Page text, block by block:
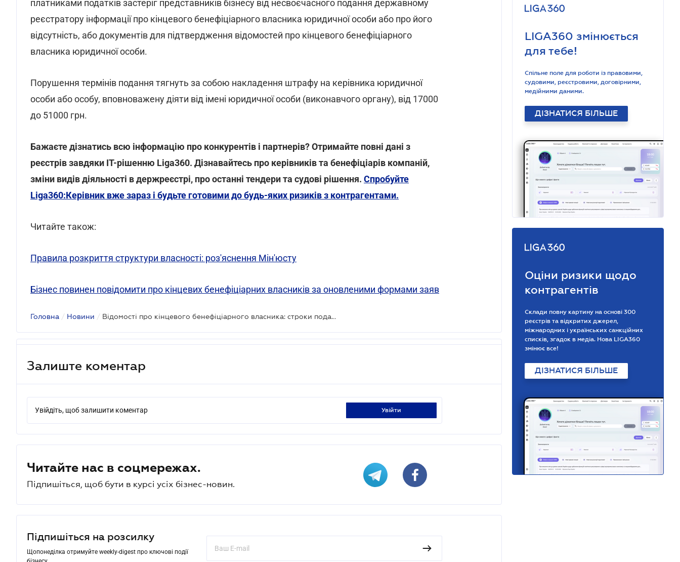
платниками податків застеріг представників бізнесу від несвоєчасного подання державному
реєстратору інформації про кінцевого бенефіціарного власника юридичної особи або про його
відсутність, або документів для підтвердження відомостей про кінцевого бенефіціарного
власника юридичної особи.
Порушення термінів подання тягнуть за собою накладення штрафу на керівника юридичної
особи або особу, вповноважену діяти від імені юридичної особи (виконавчого органу), від 17000
до 51000 грн.
Бажаєте дізнатись всю інформацію про конкурентів і партнерів? Отримайте повні дані з
реєстрів завдяки IT-рішенню Liga360. Дізнавайтесь про керівників та бенефіціарів компаній,
зміни видів діяльності в держреєстрі, про останні тендери та судові рішення. Спробуйте
Liga360:Керівник вже зараз і будьте готовими до будь-яких ризиків з контрагентами.
Читайте також:
Правила розкриття структури власності: роз'яснення Мін'юсту
Бізнес повинен повідомити про кінцевих бенефіціарних власників за оновленими формами заяв
Головна / Новини / Відомості про кінцевого бенефіціарного власника: строки подання та штрафи
Залиште коментар
Увійдіть, щоб залишити коментар увійти
Читайте нас в соцмережах.
Підпишіться, щоб бути в курсі усіх бізнес-новин.
Підпишіться на розсилку
Щопонеділка отримуйте weekly-digest про ключові події
LIGA360 змінюється
для тебе!
Спільне поле для роботи із правовими,
судовими, реєстровими, договірними,
медійними даними.
ДІЗНАТИСЯ БІЛЬШЕ
Оціни ризики щодо
контрагентів
Склади повну картину на основі 300
реєстрів та відкритих джерел,
міжнародних і українських санкційних
списків, згадок в медіа. Нова LIGA360
змінює все!
ДІЗНАТИСЯ БІЛЬШЕ